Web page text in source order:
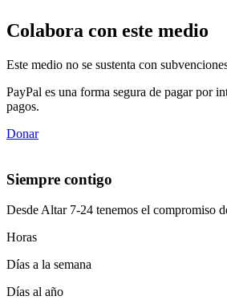
Colabora con este medio
Este medio no se sustenta con
PayPal es una forma segura de pagar por
pagos.
Donar
Siempre contigo
Desde Altar 7-24 tenemos el compromiso
Horas
Días a la semana
Días al año